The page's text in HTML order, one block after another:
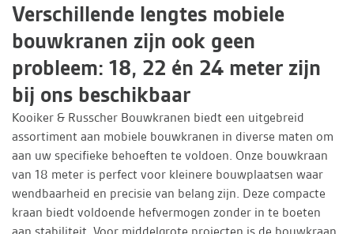
Verschillende lengtes mobiele
bouwkranen zijn ook geen
probleem: 18, 22 én 24 meter zijn
bij ons beschikbaar
Kooiker & Russcher Bouwkranen biedt een uitgebreid
assortiment aan mobiele bouwkranen in diverse maten om
aan uw specifieke behoeften te voldoen. Onze bouwkraan
van 18 meter is perfect voor kleinere bouwplaatsen waar
wendbaarheid en precisie van belang zijn. Deze compacte
kraan biedt voldoende hefvermogen zonder in te boeten